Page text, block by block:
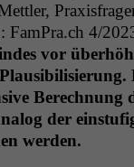
FamPra.ch 4/
vor
Berech­nung
der
werden.